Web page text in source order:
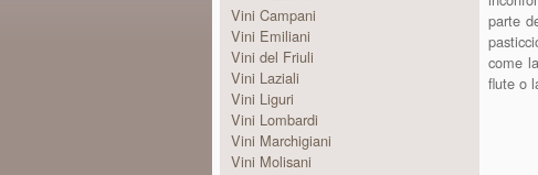
Vini Campani
Vini Emiliani
Vini del Friuli
Vini Laziali
Vini Liguri
Vini Lombardi
Vini Marchigiani
Vini Molisani
parte
come
flute o